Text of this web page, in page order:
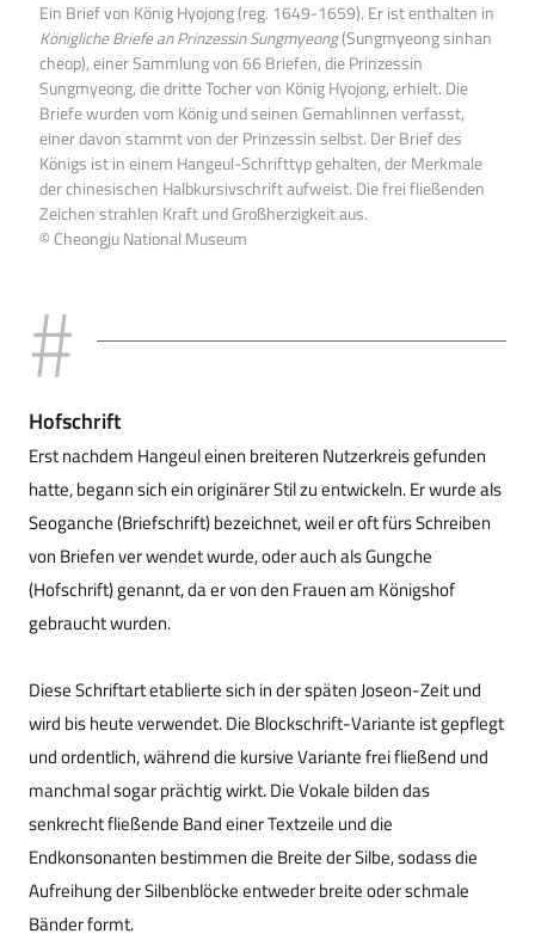
Ein Brief von König Hyojong (reg. 1649-1659). Er ist enthalten in
Königliche Briefe an Prinzessin Sungmyeong(Sungmyeong sinhan
cheop), einer Sammlung von 66 Briefen, die Prinzessin
Sungmyeong, die dritte Tocher von König Hyojong, erhielt. Die
Briefe wurden vom König und seinen Gemahlinnen verfasst,
einer davon stammt von der Prinzessin selbst. Der Brief des
Königs ist in einem Hangeul-Schrifttyp gehalten, der Merkmale
der chinesischen Halbkursivschrift aufweist. Die frei fließenden
Zeichen strahlen Kraft und Großherzigkeit aus.
© Cheongju National Museum
Hofschrift
Erst nachdem Hangeul einen breiteren Nutzerkreis gefunden
hatte, begann sich ein originärer Stil zu entwickeln. Er wurde als
Seoganche (Briefschrift) bezeichnet, weil er oft fürs Schreiben
von Briefen ver wendet wurde, oder auch als Gungche
(Hofschrift) genannt, da er von den Frauen am Königshof
gebraucht wurden.
Diese Schriftart etablierte sich in der späten Joseon-Zeit und
wird bis heute verwendet. Die Blockschrift-Variante ist gepflegt
und ordentlich, während die kursive Variante frei fließend und
manchmal sogar prächtig wirkt. Die Vokale bilden das
senkrecht fließende Band einer Textzeile und die
Endkonsonanten bestimmen die Breite der Silbe, sodass die
Aufreihung der Silbenblöcke entweder breite oder schmale
Bänder formt.